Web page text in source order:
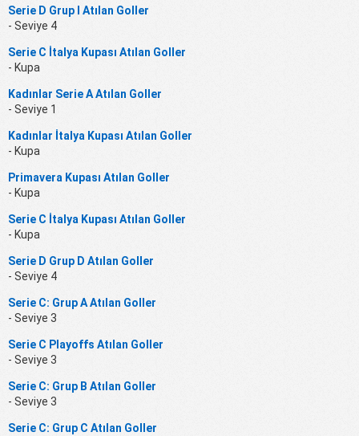
Serie D Grup I Atılan Goller
- Seviye 4
Serie C İtalya Kupası Atılan Goller
- Kupa
Kadınlar Serie A Atılan Goller
- Seviye 1
Kadınlar İtalya Kupası Atılan Goller
- Kupa
Primavera Kupası Atılan Goller
- Kupa
Serie C İtalya Kupası Atılan Goller
- Kupa
Serie D Grup D Atılan Goller
- Seviye 4
Serie C: Grup A Atılan Goller
- Seviye 3
Serie C Playoffs Atılan Goller
- Seviye 3
Serie C: Grup B Atılan Goller
- Seviye 3
Serie C: Grup C Atılan Goller